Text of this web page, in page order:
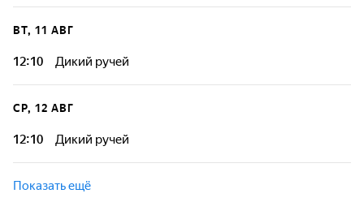
ВТ, 11 АВГ
12:10 Дикий ручей
СР, 12 АВГ
12:10 Дикий ручей
Показать ещё